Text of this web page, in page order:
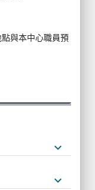
點與本中心職員預
keyboard_arrow_down
keyboard_arrow_down